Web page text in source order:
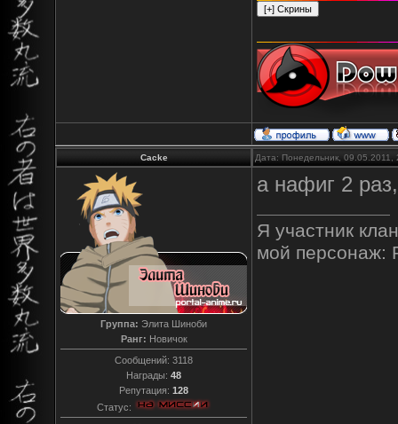
Cacke Дата: Понедельник,
Группа: Элита Шиноби
Ранг: Новичок
Сообщений: 3118
Награды: 48
Репутация: 128
Статус:
а нафиг 2 раз,
Я участник
мой персонаж: